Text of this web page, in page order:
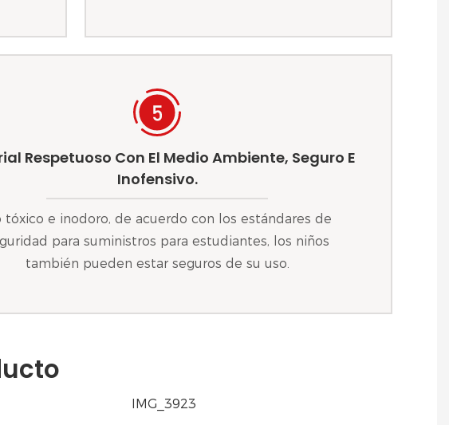
Respetuoso Con El Medio Ambiente, Seguro E
Inofensivo.
tóxico e inodoro, de acuerdo con los estándares de
para suministros para estudiantes, los niños
también pueden estar seguros de su uso.